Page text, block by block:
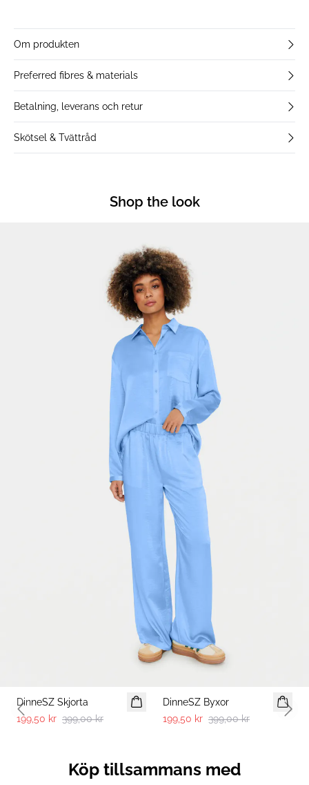
Om produkten
Preferred fibres & materials
Betalning, leverans och retur
Skötsel & Tvättråd
Shop the look
DinneSZ Skjorta
199,50 kr 399,00 kr
DinneSZ Byxor
199,50 kr 399,00 kr
Previous slide
Köp tillsammans med